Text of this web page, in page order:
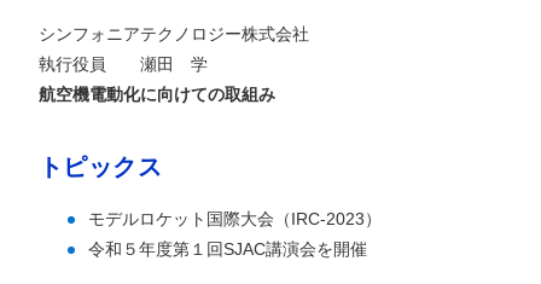
シンフォニアテクノロジー株式会社
執行役員 瀬田 学
航空機電動化に向けての取組み
トピックス
モデルロケット国際大会（IRC-2023）
令和５年度第１回SJAC講演会を開催